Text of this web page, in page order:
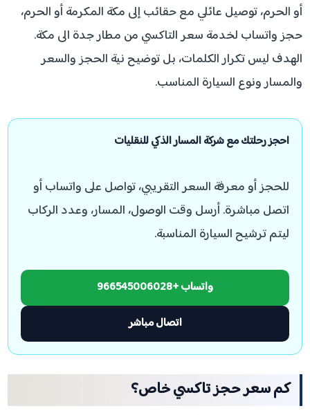
أو الحرم، توصيل عائلي مع حقائب إلى مكة المكرمة أو الحرم،
حجز واتساب لخدمة سعر التاكسي من مطار جدة الى مكة.
الهدف ليس تكرار الكلمات، بل توضيح نية الحجز والسعر
والمسار ونوع السيارة المناسب.
احجز رحلتك مع شركة المسار الذكي للنقليات
للحجز أو معرفة السعر التقريبي، تواصل على واتساب أو
اتصل مباشرة. أرسل وقت الوصول، المسار، وعدد الركاب
ليتم ترشيح السيارة المناسبة.
واتساب +966545006028
اتصال مباشر
كم سعر حجز تاكسي خاص؟